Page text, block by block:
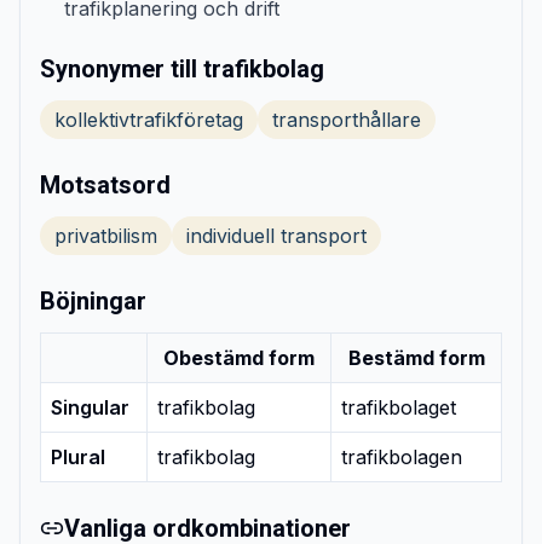
trafikplanering och drift
Synonymer till trafikbolag
kollektivtrafikföretag transporthållare
Motsatsord
privatbilism individuell transport
Böjningar
Obestämd form Bestämd form
Singular trafikbolag trafikbolaget
Plural trafikbolag trafikbolagen
Vanliga ordkombinationer